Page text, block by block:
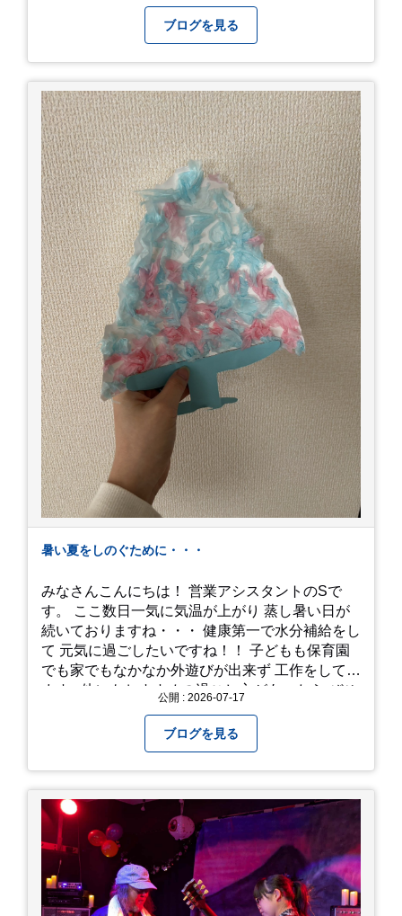
ブログを見る
暑い夏をしのぐために・・・
みなさんこんにちは！ 営業アシスタントのSで
す。 ここ数日一気に気温が上がり 蒸し暑い日が
続いておりますね・・・ 健康第一で水分補給をし
て 元気に過ごしたいですね！！ 子どもも保育園
でも家でもなかなか外遊びが出来ず 工作をしてい
ます♪ 他にもおすすめの過ごし方があったら ぜひ
公開 : 2026-07-17
ブログを見る